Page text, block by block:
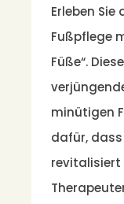
Erleben
Fußpflege
Füße“.
minütigen
dafür,
revitalisiert